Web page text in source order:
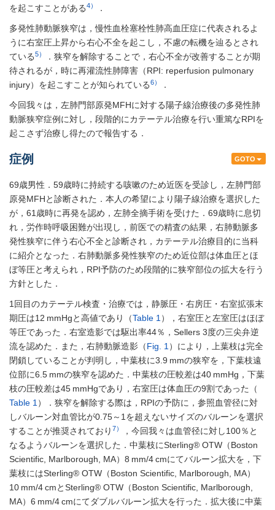
を起こすことがある4） ．
多発性肺動脈狭窄は，慢性血栓塞栓性肺高血圧症に代表されるよ
うに右室圧上昇から右心不全を起こし，不慮の転機を辿るとされ
ている5）
．狭窄を解除することで，右心不全が改善することが期
待されるが，時に再灌流性肺障害（RPI: reperfusion pulmonary
injury）を起こすことが知られている6） ．
今回我々は，左肺門部原発MFHに対する陽子線治療後の多発性肺
動脈狭窄症例に対し，段階的にカテーテル治療を行い重篤なRPIを
起こさず治療し得たので報告する．
GOTO
症例
69歳男性．59歳時に持続する咳嗽のため近医を受診し，左肺門部
原発MFHと診断された．本人の希望により陽子線治療を選択した
が，61歳時に再発を認め，左肺全摘手術を受けた．69歳時に息切
れ，労作時呼吸困難が出現し，前医での精査の結果，右肺動脈多
発性狭窄に伴う右心不全と診断され，カテーテル治療目的に当科
に紹介となった．右肺動脈多発性狭窄のため近位部は体血圧とほ
ぼ等圧と考えられ，RPI予防のため段階的に狭窄部位の拡大を行う
方針とした．
1回目のカテーテル検査・治療では，静脈圧・右房圧・右室拡張末
期圧は12 mmHgと高値であり（Table 1 ），右室圧と左室圧はほぼ
等圧であった．右室造影では駆出率44％，Sellers 3度の三尖弁逆
流を認めた．また，右肺動脈造影（Fig. 1 ）により，上葉枝は完全
閉鎖していることが判明し，中葉枝に3.9 mmの狭窄を，下葉枝遠
位部に6.5 mmの狭窄を認めた．中葉枝の圧較差は40 mmHg，下葉
枝の圧較差は45 mmHgであり，右室圧は体血圧の9割であった（
Table 1 ）．狭窄を解除する際は，RPIの予防に，参照血管径に対
しバルーン対血管比が0.75～1を超えないサイズのバルーンを選択
することが推奨されており 7）
，今回我々は血管径に対し100％と
なるようバルーンを選択した．中葉枝にSterling® OTW（Boston
Scientific, Marlborough, MA）8 mm/4 cmにてバルーン拡大を，下
葉枝にはSterling® OTW（Boston Scientific, Marlborough, MA）
10 mm/4 cmとSterling® OTW（Boston Scientific, Marlborough,
MA）6 mm/4 cmにてダブルバルーン拡大を行った．拡大後に中葉